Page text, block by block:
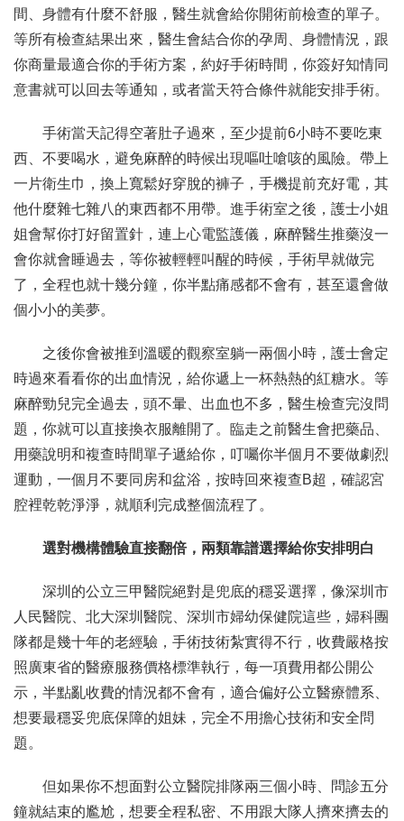
間、身體有什麼不舒服，醫生就會給你開術前檢查的單子。
等所有檢查結果出來，醫生會結合你的孕周、身體情況，跟
你商量最適合你的手術方案，約好手術時間，你簽好知情同
意書就可以回去等通知，或者當天符合條件就能安排手術。
手術當天記得空著肚子過來，至少提前6小時不要吃東
西、不要喝水，避免麻醉的時候出現嘔吐嗆咳的風險。帶上
一片衛生巾，換上寬鬆好穿脫的褲子，手機提前充好電，其
他什麼雜七雜八的東西都不用帶。進手術室之後，護士小姐
姐會幫你打好留置針，連上心電監護儀，麻醉醫生推藥沒一
會你就會睡過去，等你被輕輕叫醒的時候，手術早就做完
了，全程也就十幾分鐘，你半點痛感都不會有，甚至還會做
個小小的美夢。
之後你會被推到溫暖的觀察室躺一兩個小時，護士會定
時過來看看你的出血情況，給你遞上一杯熱熱的紅糖水。等
麻醉勁兒完全過去，頭不暈、出血也不多，醫生檢查完沒問
題，你就可以直接換衣服離開了。臨走之前醫生會把藥品、
用藥說明和複查時間單子遞給你，叮囑你半個月不要做劇烈
運動，一個月不要同房和盆浴，按時回來複查B超，確認宮
腔裡乾乾淨淨，就順利完成整個流程了。
選對機構體驗直接翻倍，兩類靠譜選擇給你安排明白
深圳的公立三甲醫院絕對是兜底的穩妥選擇，像深圳市
人民醫院、北大深圳醫院、深圳市婦幼保健院這些，婦科團
隊都是幾十年的老經驗，手術技術紮實得不行，收費嚴格按
照廣東省的醫療服務價格標準執行，每一項費用都公開公
示，半點亂收費的情況都不會有，適合偏好公立醫療體系、
想要最穩妥兜底保障的姐妹，完全不用擔心技術和安全問
題。
但如果你不想面對公立醫院排隊兩三個小時、問診五分
鐘就結束的尷尬，想要全程私密、不用跟大隊人擠來擠去的